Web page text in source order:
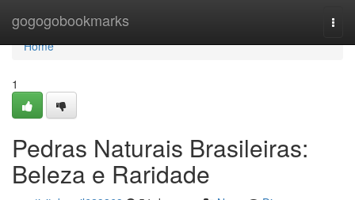
gogogobookmarks
Home
Home
1
Pedras Naturais Brasileiras:
Beleza e Raridade